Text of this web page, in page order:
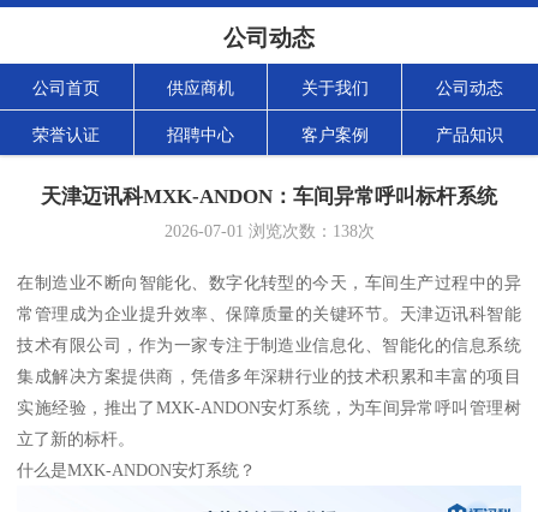
公司动态
公司首页 供应商机 关于我们 公司动态
荣誉认证 招聘中心 客户案例 产品知识
天津迈讯科MXK-ANDON：车间异常呼叫标杆系统
2026-07-01 浏览次数： 138次
在制造业不断向智能化、数字化转型的今天，车间生产过程中的异
常管理成为企业提升效率、保障质量的关键环节。天津迈讯科智能
技术有限公司，作为一家专注于制造业信息化、智能化的信息系统
集成解决方案提供商，凭借多年深耕行业的技术积累和丰富的项目
实施经验，推出了MXK-ANDON安灯系统，为车间异常呼叫管理树
立了新的标杆。
什么是MXK-ANDON安灯系统？